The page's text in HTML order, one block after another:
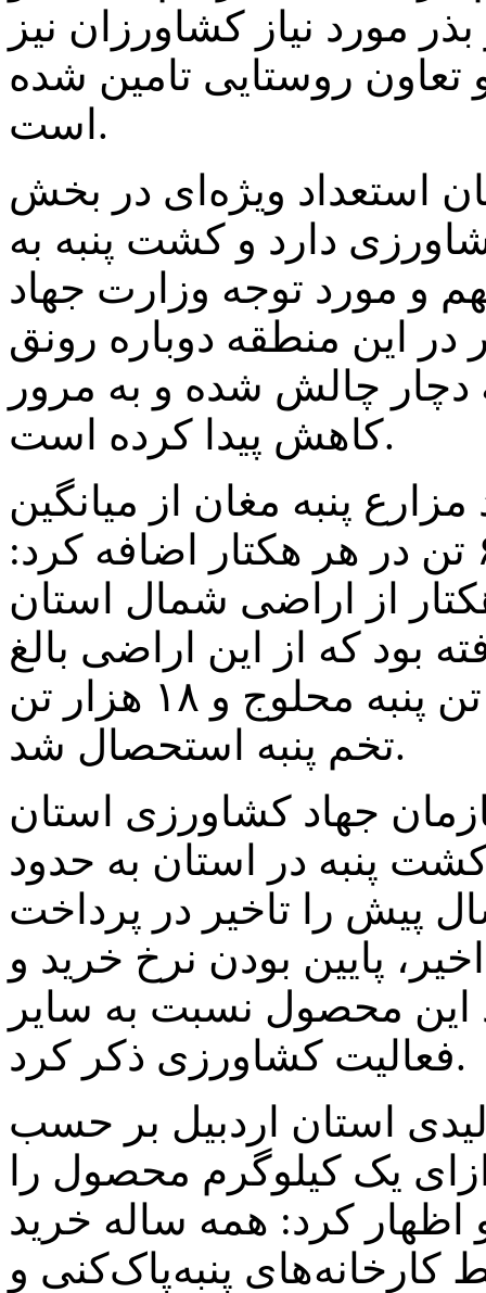
مورد نیاز کشاورزان نیز
روستایی تامین ‌شده
است.
استعداد ویژه‌ای در بخش
دارد و کشت پنبه به
و مورد توجه وزارت جهاد
این منطقه دوباره رونق
چالش شده و به مرور
کاهش پیدا کرده است.
پنبه مغان از میانگین
چهار تن در هر هکتار به پنج تا ۶.۵ تن در هر هکتار اضافه کرد:
گذشته ۱۳ هزار و ۲۰۰ هکتار از اراضی شمال استان
بود که از این اراضی بالغ
بر ۴۸ هزار تن وش پنبه، ۱۲ هزار تن پنبه محلوج و ۱۸ هزار تن
تخم پنبه استحصال شد.
جهاد کشاورزی استان
پنبه در استان به حدود
را تاخیر در پرداخت
پایین بودن نرخ خرید و
این محصول نسبت به سایر
فعالیت کشاورزی ذکر کرد.
استان اردبیل بر حسب
ریال به ازای یک کیلوگرم محصول را
و اظهار کرد: همه ساله خرید
پنبه‌پاک‌کنی و